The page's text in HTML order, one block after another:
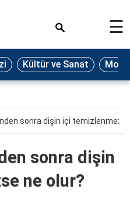
☰
Kültür ve Sanat
sonra dişin içi
sonra dişin
ne olur?